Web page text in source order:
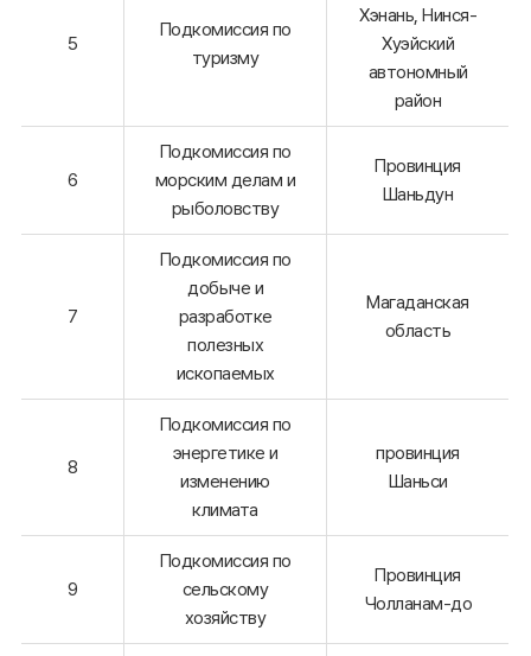
5
Подкомиссия по
туризму
Хэнань, Нинся-
Хуэйский
автономный
район
6
Подкомиссия по
морским делам и
рыболовству
Провинция
Шаньдун
7
Подкомиссия по
добыче и
разработке
полезных
ископаемых
Магаданская
область
8
Подкомиссия по
энергетике и
изменению
климата
провинция
Шаньси
9
Подкомиссия по
сельскому
хозяйству
Провинция
Чолланам-до